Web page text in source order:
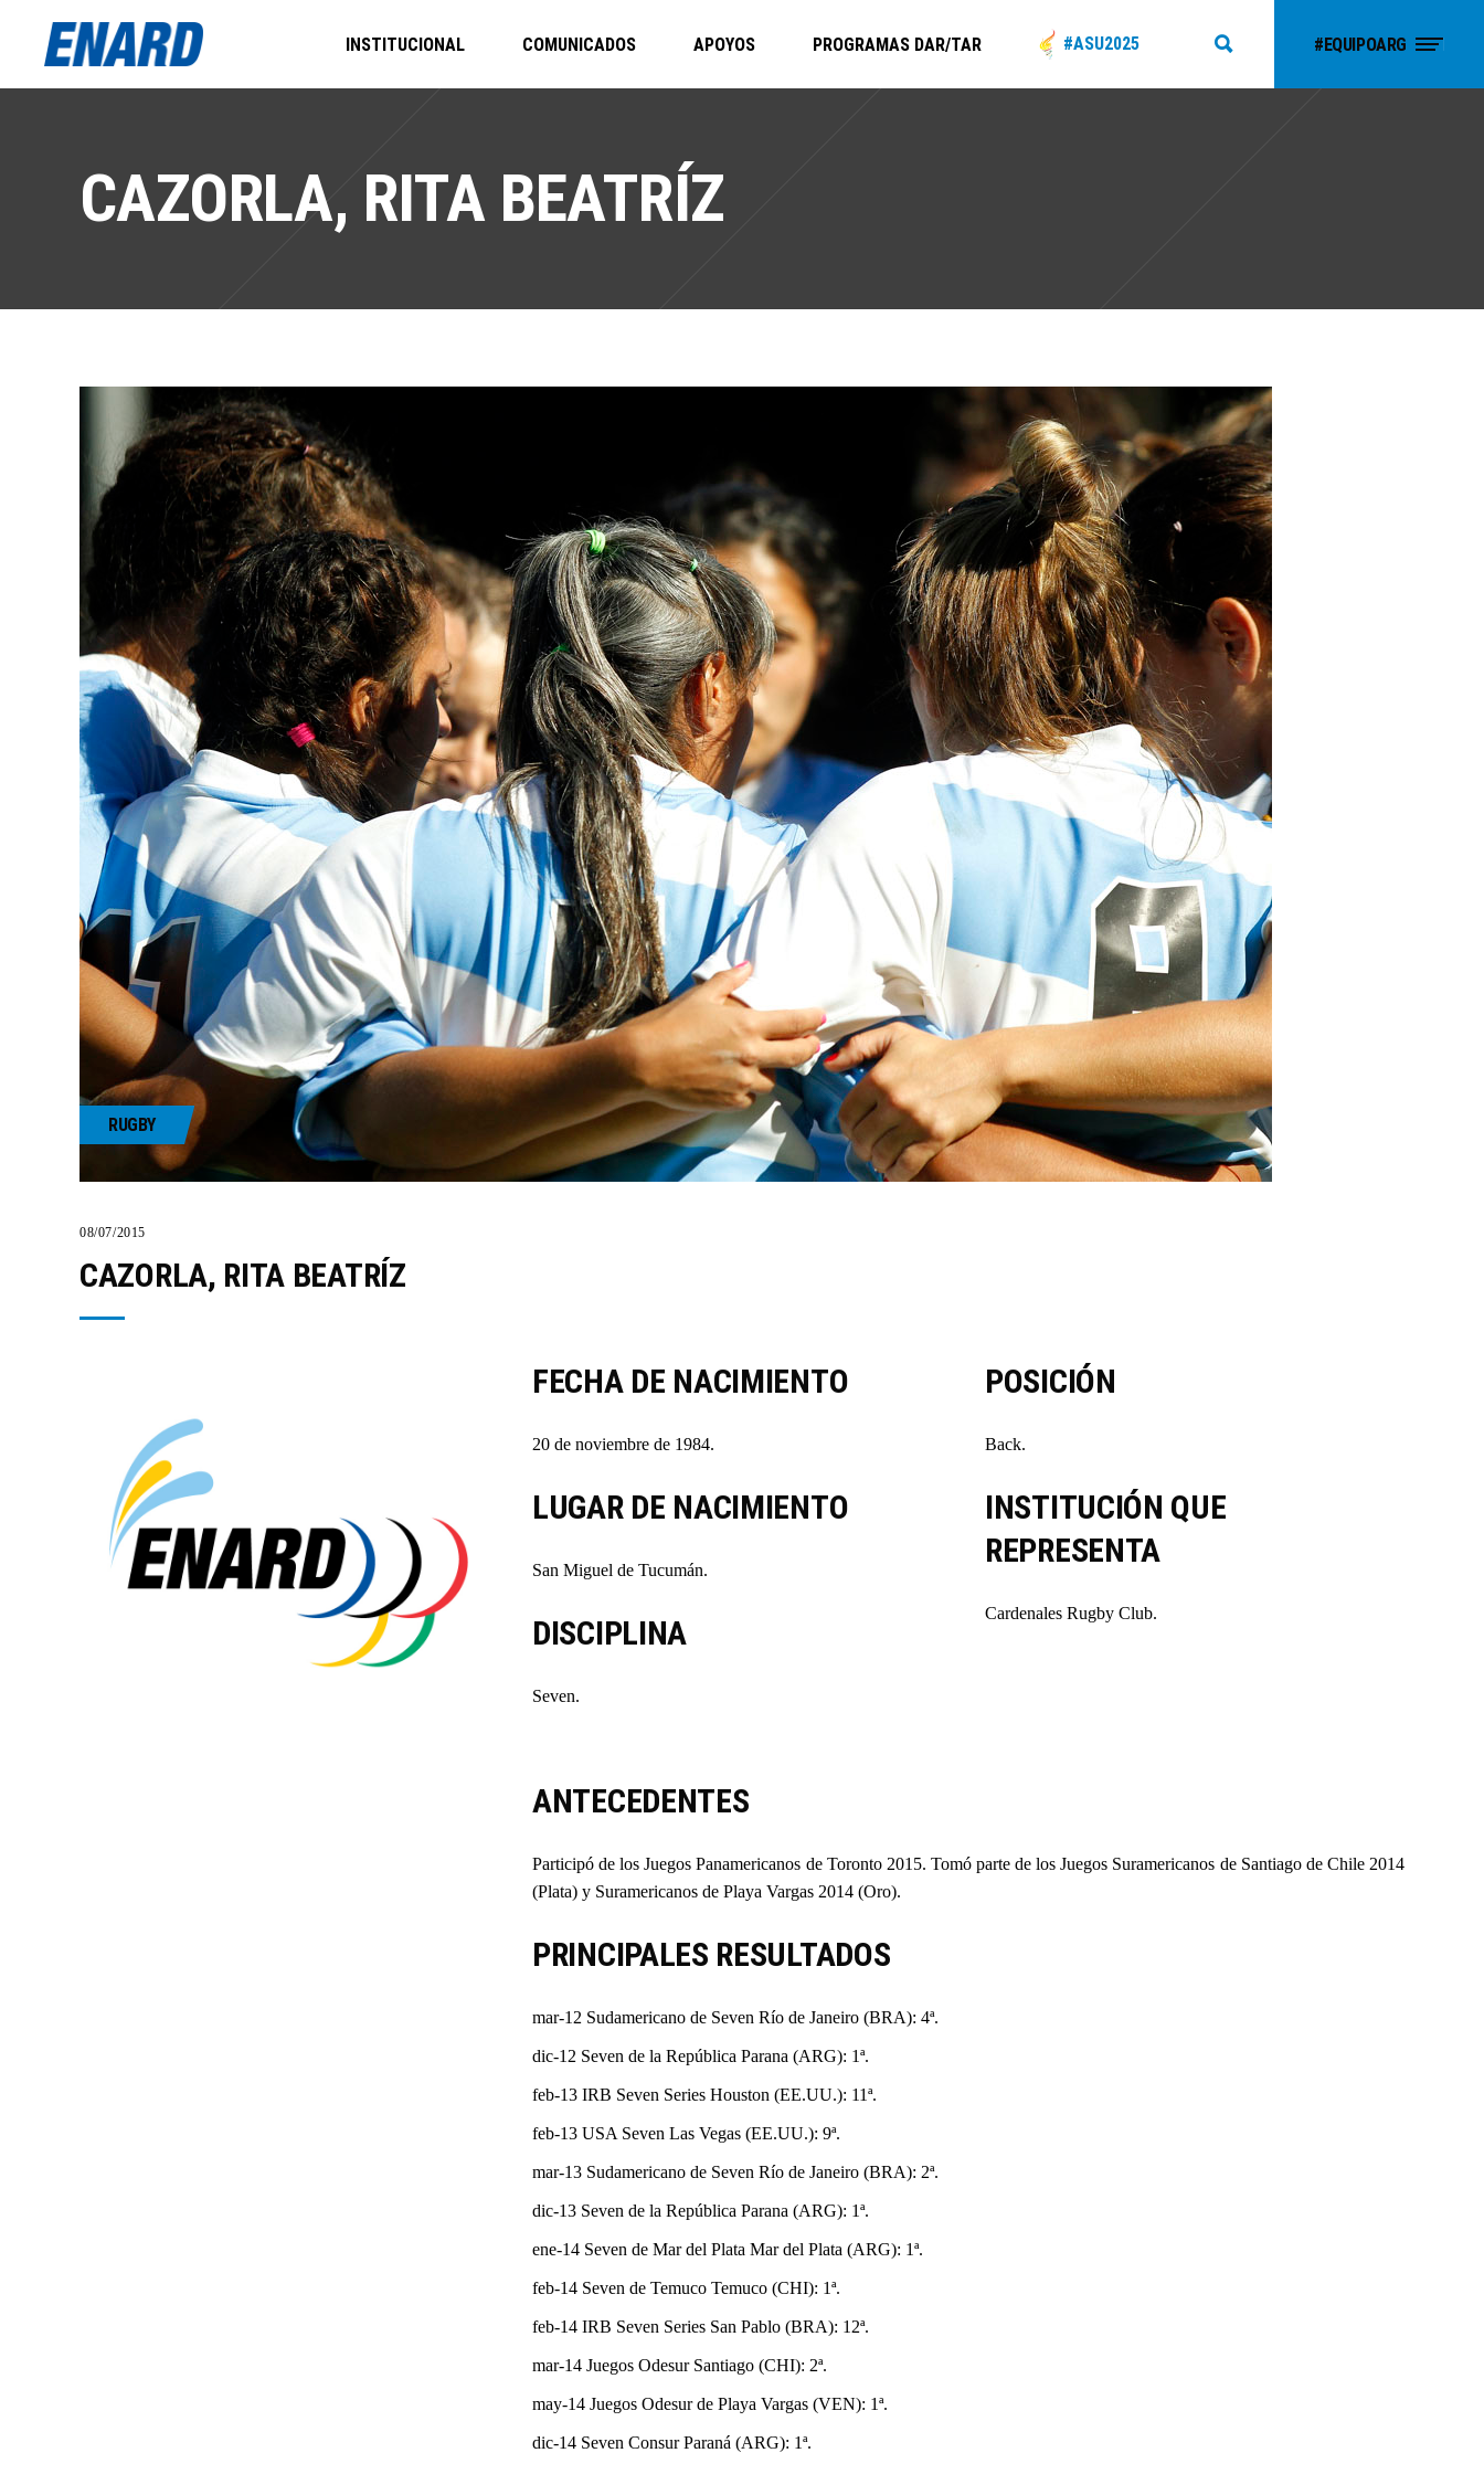
INSTITUCIONAL COMUNICADOS APOYOS PROGRAMAS DAR/TAR #ASU2025 #EQUIPOARG
CAZORLA, RITA BEATRÍZ
RUGBY
08/07/2015
CAZORLA, RITA BEATRÍZ
FECHA DE NACIMIENTO
20 de noviembre de 1984.
LUGAR DE NACIMIENTO
San Miguel de Tucumán.
DISCIPLINA
Seven.
POSICIÓN
Back.
INSTITUCIÓN QUE
REPRESENTA
Cardenales Rugby Club.
ANTECEDENTES
Participó de los Juegos Panamericanos de Toronto 2015. Tomó parte de los Juegos Suramericanos de Santiago de Chile 2014
(Plata) y Suramericanos de Playa Vargas 2014 (Oro).
PRINCIPALES RESULTADOS
mar-12 Sudamericano de Seven Río de Janeiro (BRA): 4ª.
dic-12 Seven de la República Parana (ARG): 1ª.
feb-13 IRB Seven Series Houston (EE.UU.): 11ª.
feb-13 USA Seven Las Vegas (EE.UU.): 9ª.
mar-13 Sudamericano de Seven Río de Janeiro (BRA): 2ª.
dic-13 Seven de la República Parana (ARG): 1ª.
ene-14 Seven de Mar del Plata Mar del Plata (ARG): 1ª.
feb-14 Seven de Temuco Temuco (CHI): 1ª.
feb-14 IRB Seven Series San Pablo (BRA): 12ª.
mar-14 Juegos Odesur Santiago (CHI): 2ª.
may-14 Juegos Odesur de Playa Vargas (VEN): 1ª.
dic-14 Seven Consur Paraná (ARG): 1ª.